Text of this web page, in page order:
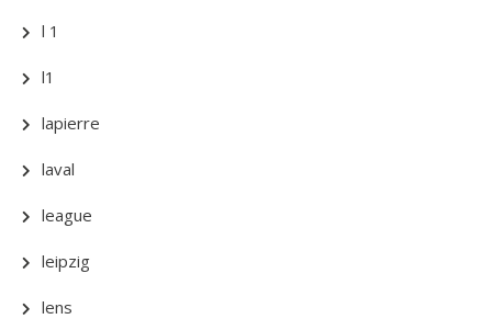
l 1
l1
lapierre
laval
league
leipzig
lens